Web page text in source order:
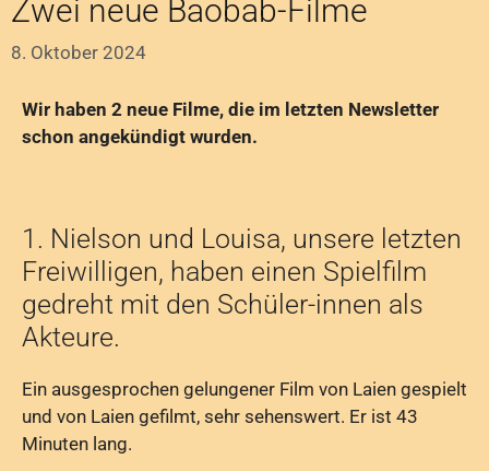
Zwei neue Baobab-Filme
8. Oktober 2024
Wir haben 2 neue Filme, die im letzten Newsletter
schon angekündigt wurden.
1. Nielson und Louisa, unsere letzten
Freiwilligen, haben einen Spielfilm
gedreht mit den Schüler-innen als
Akteure.
Ein ausgesprochen gelungener Film von Laien gespielt
und von Laien gefilmt, sehr sehenswert. Er ist 43
Minuten lang.